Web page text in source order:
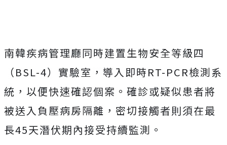
南韓疾病管理廳同時建置生物安全等級四
（BSL-4）實驗室，導入即時RT-PCR檢測系
統，以便快速確認個案。確診或疑似患者將
被送入負壓病房隔離，密切接觸者則須在最
長45天潛伏期內接受持續監測。